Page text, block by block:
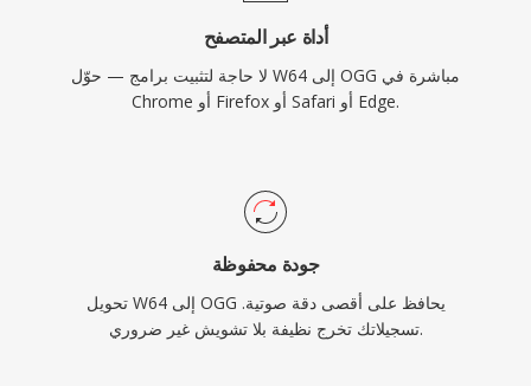
أداة عبر المتصفح
لا حاجة لتثبيت برامج — حوّل W64 إلى OGG مباشرة في
Chrome أو Firefox أو Safari أو Edge.
جودة محفوظة
تحويل W64 إلى OGG يحافظ على أقصى دقة صوتية.
تسجيلاتك تخرج نظيفة بلا تشويش غير ضروري.